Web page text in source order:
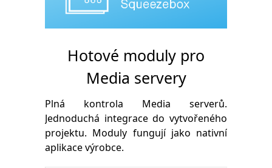
Hotové moduly pro
Media servery
Plná kontrola Media serverů.
Jednoduchá integrace do vytvořeného
projektu. Moduly fungují jako nativní
aplikace výrobce.